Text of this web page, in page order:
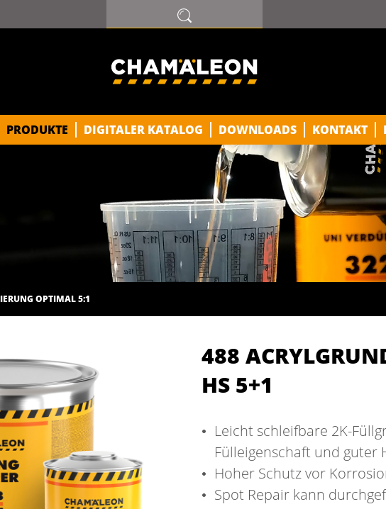
PRODUKTE DIGITALER KATALOG DOWNLOADS KONTAKT
OPTIMAL 5:1
488
HS 5+1
Leicht schleifbare 2K-
Fülleigenschaft und guter
Hoher Schutz vor
Spot Repair kann